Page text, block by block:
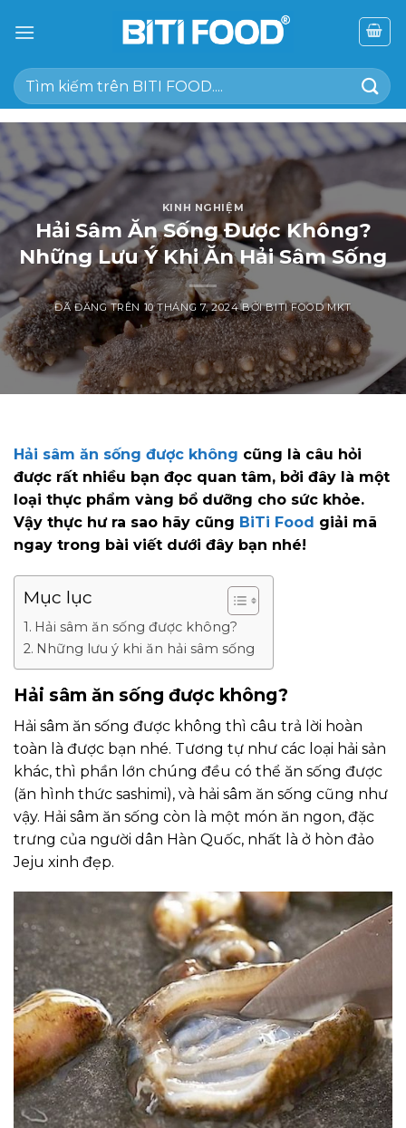
đến
dung
Tìm
kiếm:
KINH NGHIỆM
Hải Sâm Ăn Sống Được Không?
Những Lưu Ý Khi Ăn Hải Sâm Sống
ĐÃ ĐĂNG TRÊN 10 THÁNG 7, 2024 BỞIBITI FOOD MKT
Hải sâm ăn sống được không cũng là câu hỏi
được rất nhiều bạn đọc quan tâm, bởi đây là một
loại thực phẩm vàng bổ dưỡng cho sức khỏe.
Vậy thực hư ra sao hãy cũng BiTi Food giải mã
ngay trong bài viết dưới đây bạn nhé!
Mục lục
Hải sâm ăn sống được không?
Những lưu ý khi ăn hải sâm sống
Hải sâm ăn sống được không?
Hải sâm ăn sống được không thì câu trả lời hoàn
toàn là được bạn nhé. Tương tự như các loại hải sản
khác, thì phần lớn chúng đều có thể ăn sống được
(ăn hình thức sashimi), và hải sâm ăn sống cũng như
vậy. Hải sâm ăn sống còn là một món ăn ngon, đặc
trưng của người dân Hàn Quốc, nhất là ở hòn đảo
Jeju xinh đẹp.